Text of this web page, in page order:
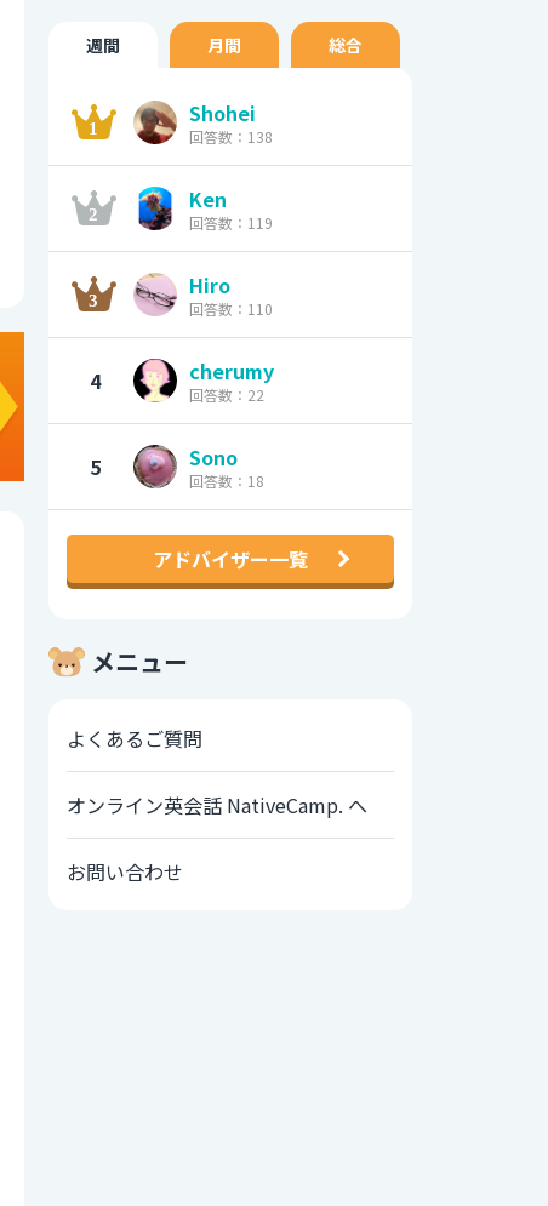
週間 月間 総合
Shohei
回答数：138
Ken
回答数：119
Hiro
回答数：110
4 cherumy
回答数：22
5 Sono
回答数：18
アドバイザー一覧
メニュー
よくあるご質問
オンライン英会話 NativeCamp. へ
お問い合わせ